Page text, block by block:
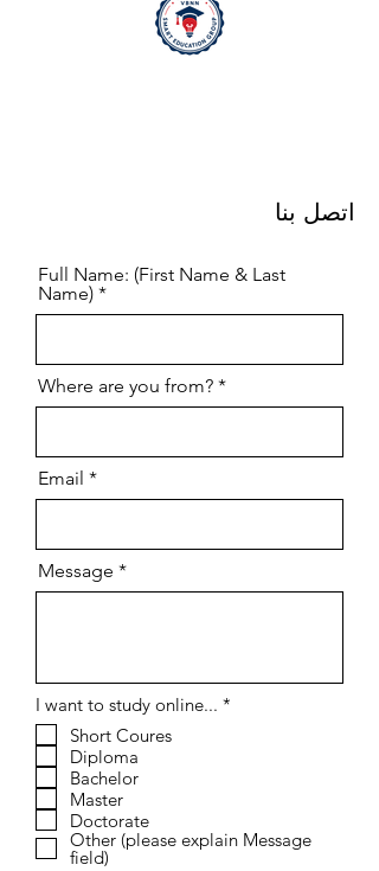
اتصل بنا
Full Name: (First Name & Last
Name)
Where are you from?
Email
Message
I want to study online... *
Short Coures
Diploma
Bachelor
Master
Doctorate
Other (please explain Message
field)